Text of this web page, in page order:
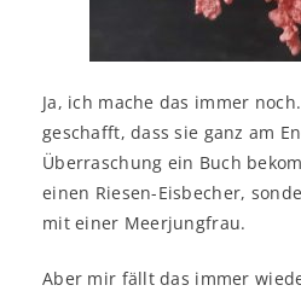
Ja, ich mache das immer
geschafft, dass sie ganz am
Überraschung ein Buch
einen Riesen-Eisbecher,
mit einer Meerjungfrau.
Aber mir fällt das immer